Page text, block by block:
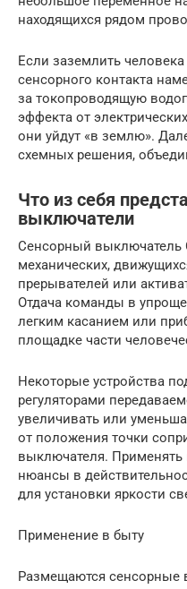
находящихся рядом
Если заземлить
сенсорного контакта
за токопроводящую
эффекта от
они уйдут «в землю».
схемных решения,
Что из себя
выключатели
Сенсорный выключатель
механических,
прерывателей или
Отдача команды в
легким касанием или
площадке части
Некоторые устройства
регуляторами
увеличивать или
от положения точки
выключателя. Применять
нюансы в
для установки яркости
Применение в быту
Размещаются сенсорные